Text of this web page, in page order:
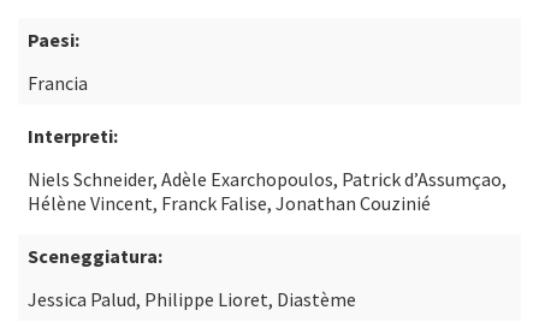
Paesi:
Francia
Interpreti:
Niels Schneider, Adèle Exarchopoulos, Patrick d’Assumçao,
Hélène Vincent, Franck Falise, Jonathan Couzinié
Sceneggiatura:
Jessica Palud, Philippe Lioret, Diastème